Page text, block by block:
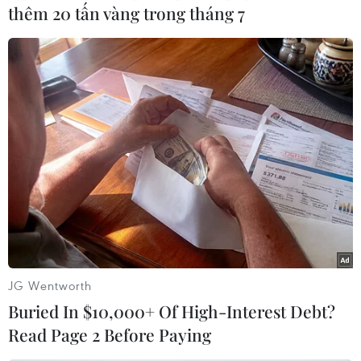
"Chúng tôi đang có lợi thế rất lớnkhi được chơi
cả hai trận lượt về trên sân nhà trước sự cổ vũ
rất lớn của các cổđộng viên. Tuy nhiên, các cầu
thủ cần phải tập trung cao độ và không được
phépchủ quan trước đội bạn"./.
Huy Đỗ (Vietnam+)
thêm 20 tấn vàng trong tháng 7
JG Wentworth
Buried In $10,000+ Of High-Interest Debt?
Read Page 2 Before Paying